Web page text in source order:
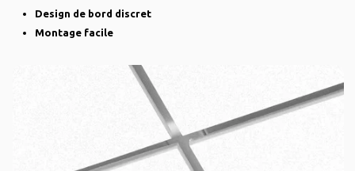
Design de bord discret
Montage facile